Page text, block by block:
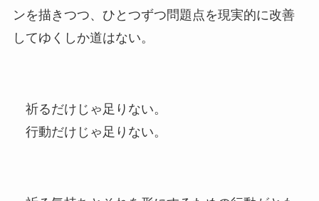
ンを描きつつ、ひとつずつ問題点を現実的に改善
してゆくしか道はない。
祈るだけじゃ足りない。
行動だけじゃ足りない。